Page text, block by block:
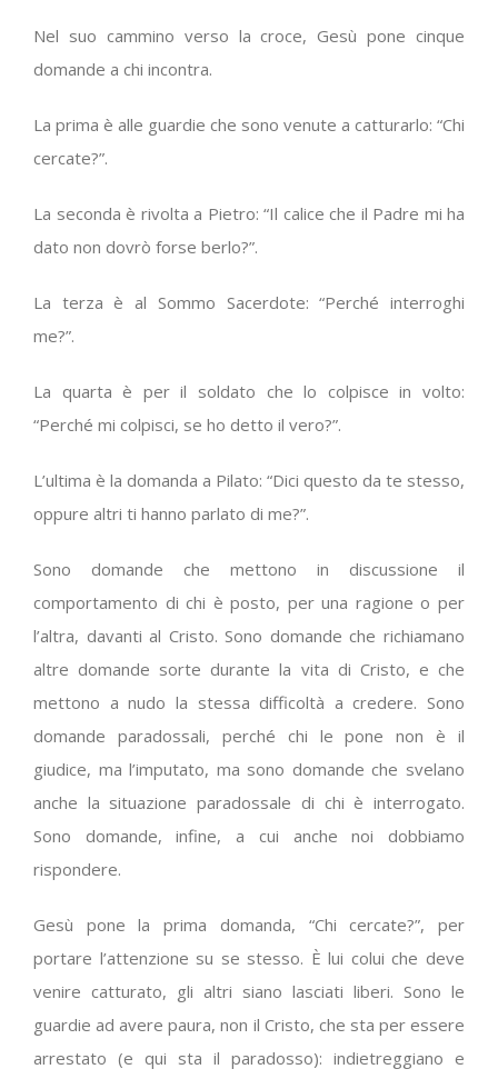
Nel suo cammino verso la croce, Gesù pone cinque
domande a chi incontra.
La prima è alle guardie che sono venute a catturarlo: “Chi
cercate?”.
La seconda è rivolta a Pietro: “Il calice che il Padre mi ha
dato non dovrò forse berlo?”.
La terza è al Sommo Sacerdote: “Perché interroghi
me?”.
La quarta è per il soldato che lo colpisce in volto:
“Perché mi colpisci, se ho detto il vero?”.
L’ultima è la domanda a Pilato: “Dici questo da te stesso,
oppure altri ti hanno parlato di me?”.
Sono domande che mettono in discussione il
comportamento di chi è posto, per una ragione o per
l’altra, davanti al Cristo. Sono domande che richiamano
altre domande sorte durante la vita di Cristo, e che
mettono a nudo la stessa difficoltà a credere. Sono
domande paradossali, perché chi le pone non è il
giudice, ma l’imputato, ma sono domande che svelano
anche la situazione paradossale di chi è interrogato.
Sono domande, infine, a cui anche noi dobbiamo
rispondere.
Gesù pone la prima domanda, “Chi cercate?”, per
portare l’attenzione su se stesso. È lui colui che deve
venire catturato, gli altri siano lasciati liberi. Sono le
guardie ad avere paura, non il Cristo, che sta per essere
arrestato (e qui sta il paradosso): indietreggiano e